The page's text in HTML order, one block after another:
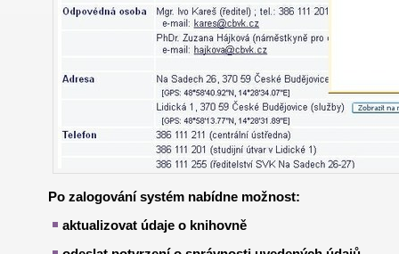
Po zalogování systém nabídne možnost:
aktualizovat údaje o knihovně